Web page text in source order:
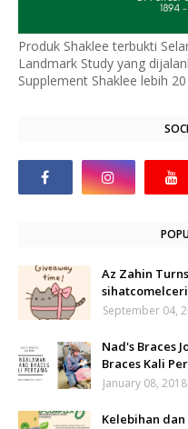
Produk Shaklee terbukti
Landmark Study yang
Supplement Shaklee lebih
Az Zahin
September 04,
Nad's Braces
Braces Kali
January 08, 2018
Kelebihan